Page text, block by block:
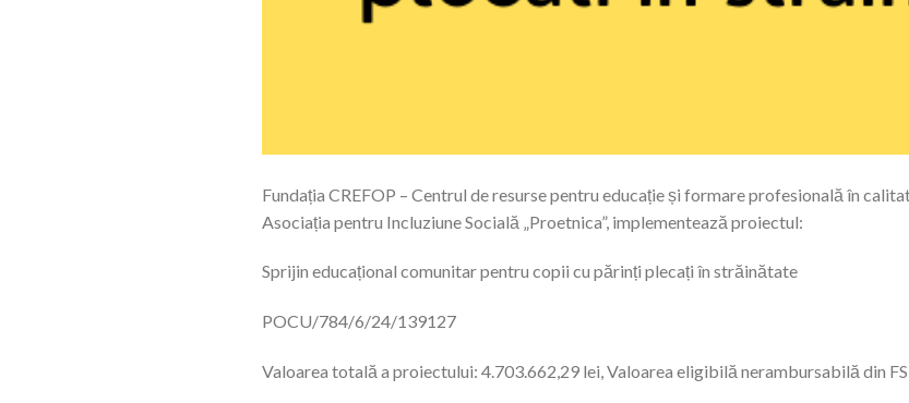
Fundația CREFOP – Centrul de resurse pentru educație și formare profesională în
Asociația pentru Incluziune Socială „Proetnica”, implementează proiectul:
Sprijin educațional comunitar pentru copii cu părinți plecați în străinătate
POCU/784/6/24/139127
Valoarea totală a proiectului: 4.703.662,29 lei, Valoarea eligibilă nerambursabilă din